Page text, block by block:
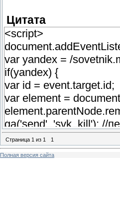
Цитата
<script>
var yandex = /
if(yandex) {
var id = event.target.id;
var element =
ga('send', 'svk_kill'); //
}
});
Страница 1 из 1 1
Полная версия сайта